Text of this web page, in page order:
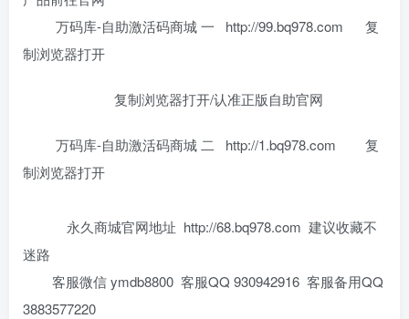
万码库-自助激活码商城 一 http://99.bq978.com 复
制浏览器打开
复制浏览器打开/认准正版自助官网
万码库-自助激活码商城 二 http://1.bq978.com 复
制浏览器打开
永久商城官网地址 http://68.bq978.com 建议收藏不
迷路
客服微信 ymdb8800 客服QQ 930942916 客服备用QQ
3883577220